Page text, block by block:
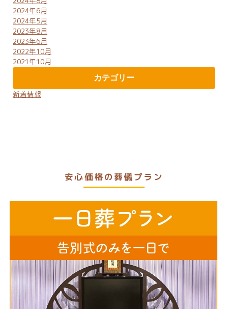
2024年6月
2024年5月
2023年8月
2023年6月
2022年10月
2021年10月
カテゴリー
新着情報
安心価格の葬儀プラン